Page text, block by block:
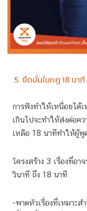
5. ยึดมั่นในกฎ 18 นาที
การฟังทำให้เหนื่อยได้
เกินไปจะทำให้ส่งต่อค
เหลือ 18 นาทีทำให้ผู้พู
โครงสร้าง 3 เรื่องที่อา
วินาที ถึง 18 นาที
-พาดหัวเรื่องที่เหมาะส